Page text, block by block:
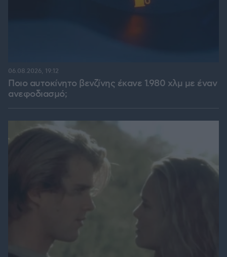
Ποιο αυτοκίνητο βενζίνης έκανε 1.980 χλμ με έναν
ανεφοδιασμό;
06.08.2026, 19:12